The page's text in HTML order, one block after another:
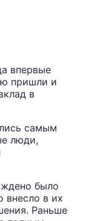
впервые
пришли и
в
самым
люди,
было
внесло в их
Раньше